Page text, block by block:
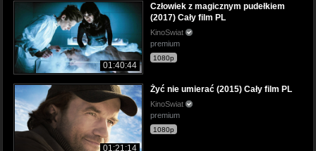
01:40:44
Człowiek z magicznym pudełkiem
(2017) Cały film PL
KinoSwiat
premium
1080p
01:21:14
Żyć nie umierać (2015) Cały film PL
KinoSwiat
premium
1080p